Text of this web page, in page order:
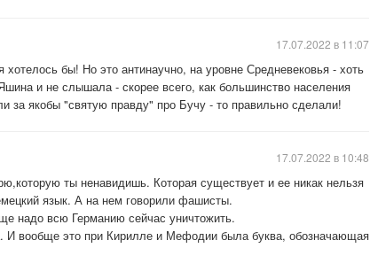
бы! Но это антинаучно, на уровне Средневековья - хоть
и не слышала - скорее всего, как большинство населения
за якобы "святую правду" про Бучу - то правильно сделали!
17.07.2022 в 11:07
ты ненавидишь. Которая существует и ее никак нельзя
язык. А на нем говорили фашисты.
надо всю Германию сейчас уничтожить.
И вообще это при Кирилле и Мефодии была буква, обозначающая
17.07.2022 в 10:48